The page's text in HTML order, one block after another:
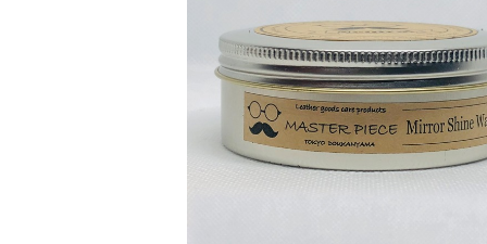
MASTER PIECE ミラーシャインワ
¥1,650
SOLD OUT